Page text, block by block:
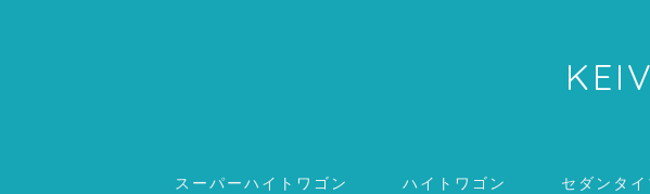
スーパーハイトワゴン ハイトワゴン セダンタ